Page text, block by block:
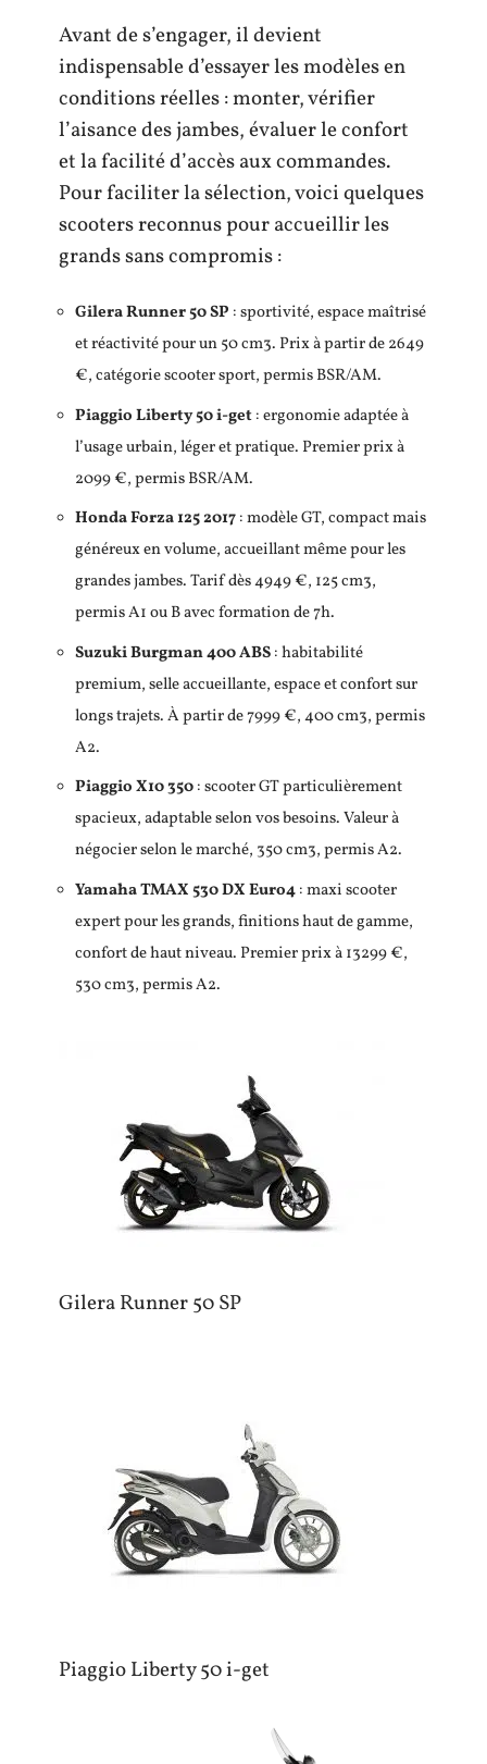
Avant de s’engager, il devient
indispensable d’essayer les modèles en
conditions réelles : monter, vérifier
l’aisance des jambes, évaluer le confort
et la facilité d’accès aux commandes.
Pour faciliter la sélection, voici quelques
scooters reconnus pour accueillir les
grands sans compromis :
Gilera Runner 50 SP : sportivité, espace maîtrisé
et réactivité pour un 50 cm3. Prix à partir de 2649
€, catégorie scooter sport, permis BSR/AM.
Piaggio Liberty 50 i-get: ergonomie adaptée à
l’usage urbain, léger et pratique. Premier prix à
2099 €, permis BSR/AM.
Honda Forza 125 2017: modèle GT, compact mais
généreux en volume, accueillant même pour les
grandes jambes. Tarif dès 4949 €, 125 cm3,
permis A1 ou B avec formation de 7h.
Suzuki Burgman 400 ABS: habitabilité
premium, selle accueillante, espace et confort sur
longs trajets. À partir de 7999 €, 400 cm3, permis
A2.
Piaggio X10 350: scooter GT particulièrement
spacieux, adaptable selon vos besoins. Valeur à
négocier selon le marché, 350 cm3, permis A2.
Yamaha TMAX 530 DX Euro4: maxi scooter
expert pour les grands, finitions haut de gamme,
confort de haut niveau. Premier prix à 13299 €,
530 cm3, permis A2.
Gilera Runner 50 SP
Piaggio Liberty 50 i-get